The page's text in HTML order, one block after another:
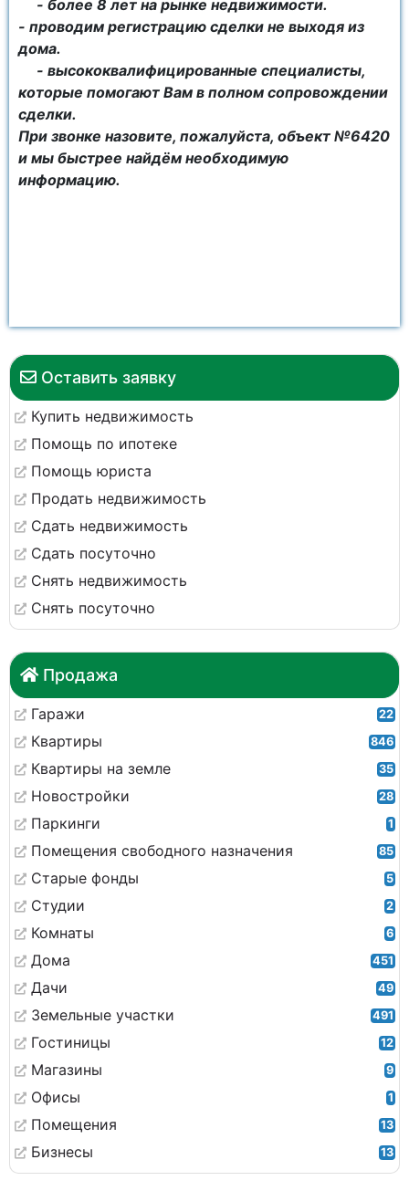
Оставить заявку
Купить недвижимость
Помощь по ипотеке
Помощь юриста
Продать недвижимость
Сдать недвижимость
Сдать посуточно
Снять недвижимость
Снять посуточно
Продажа
Гаражи 22
Квартиры 846
Квартиры на земле 35
Новостройки 28
Паркинги 1
Помещения свободного назначения 85
Старые фонды 5
Студии 2
Комнаты 6
Дома 451
Дачи 49
Земельные участки 491
Гостиницы 12
Магазины 9
Офисы 1
Помещения 13
Бизнесы 13
- более 8 лет на рынке недвижимости.
- проводим регистрацию сделки не выходя из
дома.
- высококвалифицированные специалисты,
которые помогают Вам в полном сопровождении
сделки.
При звонке назовите, пожалуйста, объект №6420
и мы быстрее найдём необходимую
информацию.